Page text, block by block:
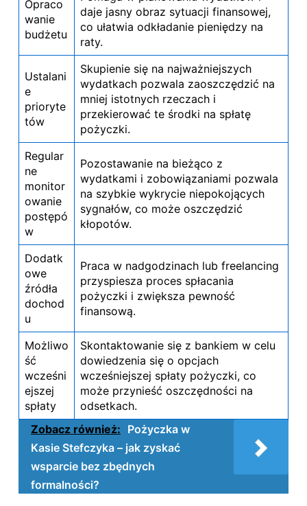
Opraco
wanie
budżetu
daje jasny obraz sytuacji finansowej,
co ułatwia odkładanie pieniędzy na
raty.
Ustalani
e
prioryte
tów
Skupienie się na najważniejszych
wydatkach pozwala zaoszczędzić na
mniej istotnych rzeczach i
przekierować te środki na spłatę
pożyczki.
Regular
ne
monitor
owanie
postępó
w
Pozostawanie na bieżąco z
wydatkami i zobowiązaniami pozwala
na szybkie wykrycie niepokojących
sygnałów, co może oszczędzić
kłopotów.
Dodatk
owe
źródła
dochod
u
Praca w nadgodzinach lub freelancing
przyspiesza proces spłacania
pożyczki i zwiększa pewność
finansową.
Możliwo
ść
wcześni
ejszej
spłaty
Skontaktowanie się z bankiem w celu
dowiedzenia się o opcjach
wcześniejszej spłaty pożyczki, co
może przynieść oszczędności na
odsetkach.
Zobacz również: Pożyczka w
Kasie Stefczyka – jak zyskać
wsparcie bez zbędnych
formalności?